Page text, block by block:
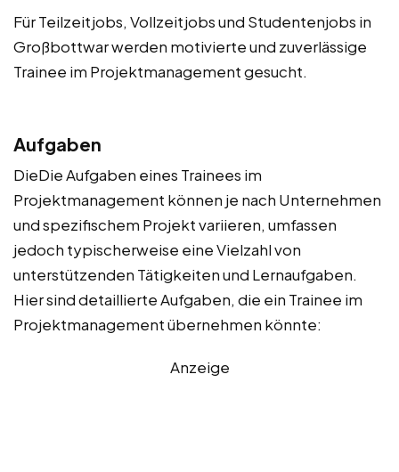
Für Teilzeitjobs, Vollzeitjobs und Studentenjobs in
Großbottwar werden motivierte und zuverlässige
Trainee im Projektmanagement gesucht.
Aufgaben
DieDie Aufgaben eines Trainees im
Projektmanagement können je nach Unternehmen
und spezifischem Projekt variieren, umfassen
jedoch typischerweise eine Vielzahl von
unterstützenden Tätigkeiten und Lernaufgaben.
Hier sind detaillierte Aufgaben, die ein Trainee im
Projektmanagement übernehmen könnte:
Anzeige